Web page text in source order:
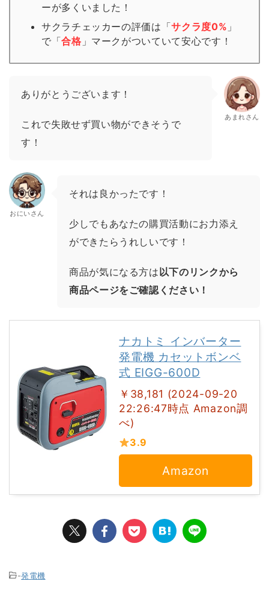
ーが多くいました！
サクラチェッカーの評価は「サクラ度0% 」
で「合格 」 マーク がついていて安心です！
ありがとうございます！
これで失敗せず買い物ができそうで
す！
あまれさん
おにいさん
それは良かったです！
少しでもあなたの購買活動にお力添え
ができたらうれしいです！
商品が気になる方は以下のリンクから
商品ページをご確認ください！
ナカトミ インバーター
発電機 カセットボンベ
式 EIGG-600D
￥38,181 (2024-09-20
22:26:47時点 Amazon調
べ)
3.9
Amazon
-発電機